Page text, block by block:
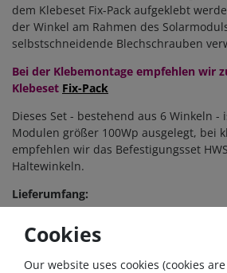
dem Klebeset Fix-Pack aufgeklebt
der Winkel am Rahmen des
selbstschneidende Blechschrauben
Bei der Klebemontage empfehlen wir
Klebeset Fix-Pack
Dieses Set - bestehend aus 6 Winkeln -
Modulen größer 100Wp ausgelegt, bei
empfehlen wir das Befestigungsset
Haltewinkeln.
Lieferumfang:
8 x selbstschneidende
Cookies
Our website uses cookies (cookies